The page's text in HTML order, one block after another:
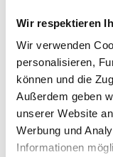
Wir respektieren
Wir verwenden
personalisieren,
können und die
Außerdem geben
unserer Website
Werbung und
Informationen
Deine E-Mail-
Felder sind mit *